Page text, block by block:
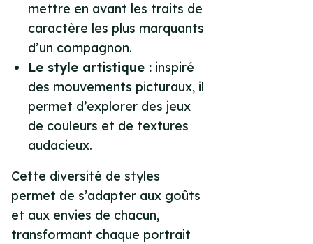
mettre en avant les traits de
caractère les plus marquants
d’un compagnon.
Le style artistique : inspiré
des mouvements picturaux, il
permet d’explorer des jeux
de couleurs et de textures
audacieux.
Cette diversité de styles
permet de s’adapter aux goûts
et aux envies de chacun,
transformant chaque portrait